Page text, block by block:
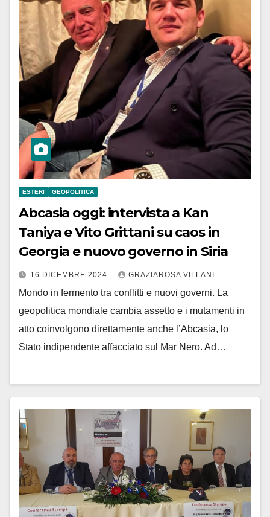
ESTERI GEOPOLITICA
Abcasia oggi: intervista a Kan
Taniya e Vito Grittani su caos in
Georgia e nuovo governo in Siria
16 DICEMBRE 2024 GRAZIAROSA VILLANI
Mondo in fermento tra conflitti e nuovi governi. La
geopolitica mondiale cambia assetto e i mutamenti in
atto coinvolgono direttamente anche l’Abcasia, lo
Stato indipendente affacciato sul Mar Nero. Ad…